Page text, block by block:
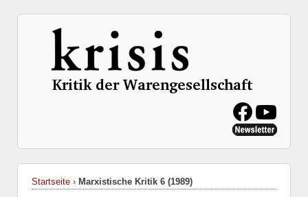
Startseite › Marxistische Kritik 6 (1989)